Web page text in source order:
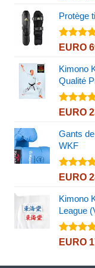
Protège
Note
EURO
Kimono
Qualité
Note
EURO
Gants
WKF
Note
EURO
Kimono
League
Note
EURO